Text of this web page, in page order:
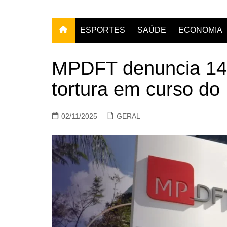
ESPORTES SAÚDE ECONOMIA
MPDFT denuncia
tortura em curso do
02/11/2025 GERAL